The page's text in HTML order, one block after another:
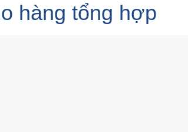
hàng tổng hợp